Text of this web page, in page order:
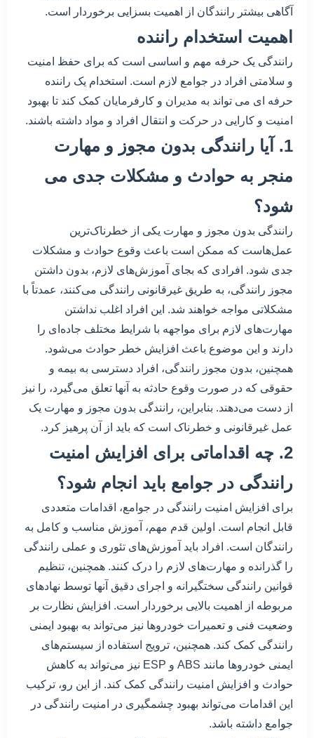
آگاهی بیشتر رانندگان از اهمیت بسزایی برخوردار است.
اهمیت استخدام راننده
رانندگی یک حرفه مهم و اساسی است که برای حفظ امنیت
و سلامتی افراد در جوامع لازم است. استخدام یک راننده
حرفه ای می تواند به مدیران و کارفرمایان کمک کند تا بهبود
امنیت و کارایی در حرکت و انتقال افراد و مواد داشته باشند.
1. آیا رانندگی بدون مجوز و مهارت
منجر به حوادث و مشکلات جدی می
شود؟
رانندگی بدون مجوز و مهارت یکی از خطرناک‌ترین
عمل‌هاست که ممکن است باعث وقوع حوادث و مشکلات
جدی شود. افرادی که بجای آموزش‌های لازم، بدون داشتن
مجوز رانندگی، به طریق غیرقانونی رانندگی می‌کنند، عمدتاً با
مشکلاتی مواجه خواهند شد. این افراد اغلب نداشتن
مهارت‌های لازم برای مواجهه با شرایط مختلف جاده‌ای را
دارند و این موضوع باعث افزایش خطر حوادث می‌شود.
همچنین، بدون مجوز رانندگی، افراد دسترسی به بیمه و
حقوقی که در صورت وقوع حادثه به آنها تعلق می‌گیرد، را نیز
از دست می‌دهند. بنابراین، رانندگی بدون مجوز و مهارت یک
عمل غیرقانونی و خطرناک است که باید از آن پرهیز کرد.
2. چه اقداماتی برای افزایش امنیت
رانندگی در جوامع باید انجام شود؟
برای افزایش امنیت رانندگی در جوامع، اقدامات متعددی
قابل انجام است. اولین قدم مهم، آموزش مناسب و کامل به
رانندگان است. افراد باید آموزش‌های تئوری و عملی رانندگی
را گذرانده و مهارت‌های لازم را درک کنند. همچنین، تنظیم
قوانین رانندگی سختگیرانه و اجرای دقیق آنها توسط نهادهای
مربوطه از اهمیت بالایی برخوردار است. افزایش نظارت بر
وضعیت فنی و تعمیرات خودروها نیز می‌تواند به بهبود ایمنی
رانندگی کمک کند. همچنین، ترویج استفاده از سیستم‌های
ایمنی خودروها مانند ABS و ESP نیز می‌تواند به کاهش
حوادث و افزایش امنیت رانندگی کمک کند. از این رو، ترکیب
این اقدامات می‌تواند بهبود چشمگیری در امنیت رانندگی در
جوامع داشته باشد.